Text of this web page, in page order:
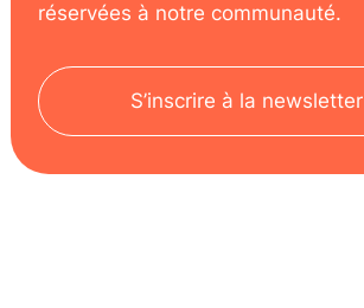
réservées à notre communauté.
S’inscrire à la newsletter